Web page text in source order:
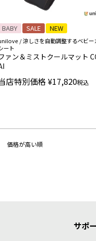
BABY SALE NEW
/ 涼しさを自動調整するベビー
ート
ァン＆ミストクールマット
店特別価格¥17,820税込
価格が高い順
サポ